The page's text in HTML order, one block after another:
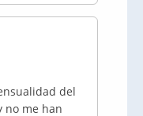
del
no me han